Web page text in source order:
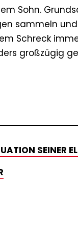
Sohn.
sammeln
Schreck
großzügig
SEINER